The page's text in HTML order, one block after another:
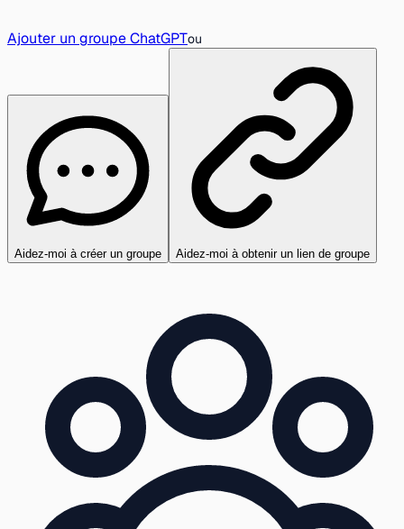
Ajouter un groupe ChatGPTou
Aidez-moi à créer un groupe Aidez-moi à obtenir un lien de groupe